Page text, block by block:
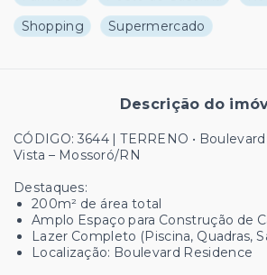
Shopping
Supermercado
Descrição do
CÓDIGO: 3644 | TERRENO •
Vista – Mossoró/RN
Destaques:
200m² de área total
Amplo Espaço para Construção de
Lazer Completo (Piscina, Quadras,
Localização: Boulevard Residence